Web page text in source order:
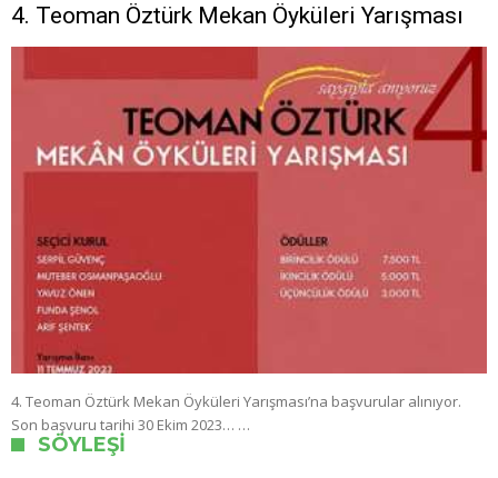
4. Teoman Öztürk Mekan Öyküleri Yarışması
4. Teoman Öztürk Mekan Öyküleri Yarışması’na başvurular alınıyor.
Son başvuru tarihi 30 Ekim 2023… …
SÖYLEŞI